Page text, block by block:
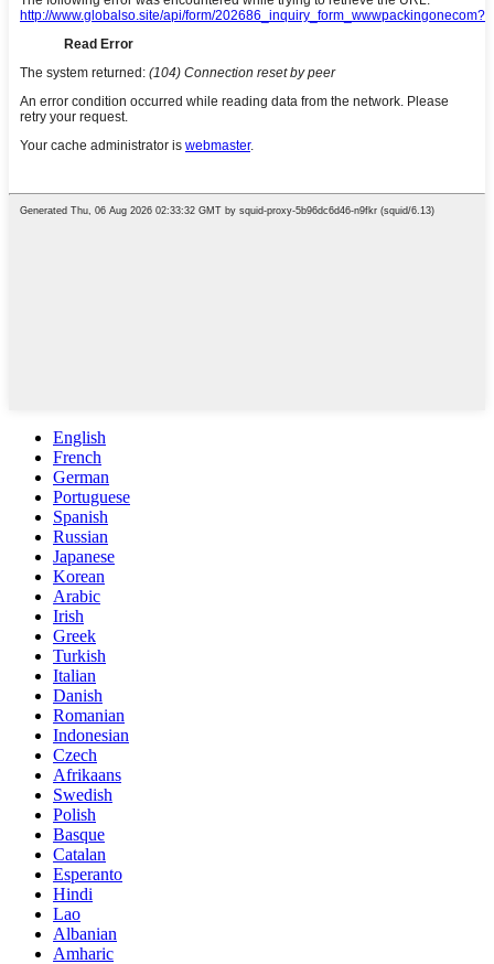
English
French
German
Portuguese
Spanish
Russian
Japanese
Korean
Arabic
Irish
Greek
Turkish
Italian
Danish
Romanian
Indonesian
Czech
Afrikaans
Swedish
Polish
Basque
Catalan
Esperanto
Hindi
Lao
Albanian
Amharic